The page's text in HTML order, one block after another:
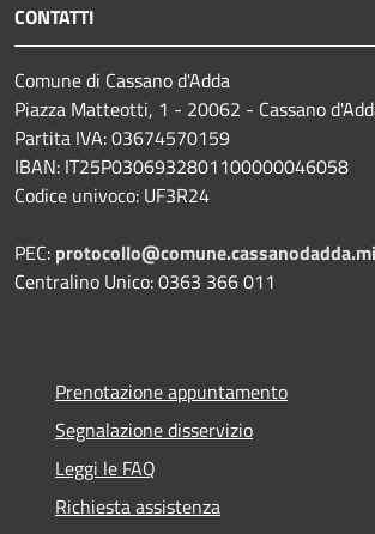
CONTATTI
Comune di Cassano d'Adda
Piazza Matteotti, 1 - 20062 - Cassano
Partita IVA: 03674570159
IBAN: IT25P0306932801100000046058
Codice univoco: UF3R24
PEC:
Centralino Unico: 0363 366 011
Prenotazione appuntamento
Segnalazione disservizio
Leggi le FAQ
Richiesta assistenza